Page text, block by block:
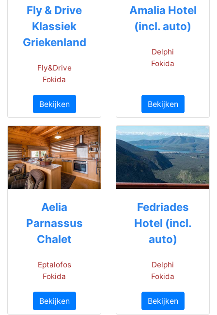
Fly & Drive
Klassiek
Griekenland
Fly&Drive
Fokida
Bekijken
Amalia Hotel
(incl. auto)
Delphi
Fokida
Bekijken
Aelia
Parnassus
Chalet
Eptalofos
Fokida
Bekijken
Fedriades
Hotel (incl.
auto)
Delphi
Fokida
Bekijken